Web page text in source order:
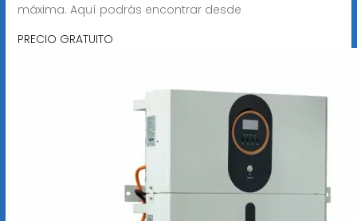
máxima. Aquí podrás encontrar desde
PRECIO GRATUITO